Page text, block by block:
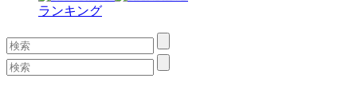
ランキング